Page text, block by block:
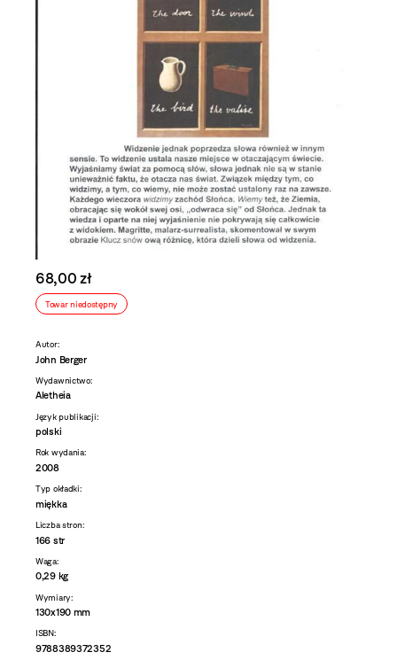
68,00 zł
Towar niedostępny
Autor:
John Berger
Wydawnictwo:
Aletheia
Język publikacji:
polski
Rok wydania:
2008
Typ okładki:
miękka
Liczba stron:
166 str
Waga:
0,29 kg
Wymiary:
130x190 mm
ISBN:
9788389372352